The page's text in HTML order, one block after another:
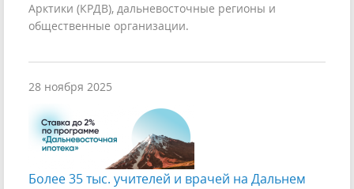
Арктики (КРДВ), дальневосточные регионы и
общественные организации.
28 ноября 2025
Более 35 тыс. учителей и врачей на Дальнем